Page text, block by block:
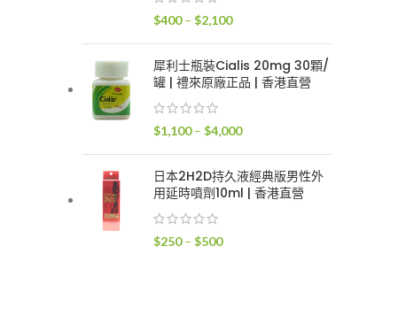
$2,000
$400 – $2,100價
範
圍：
$2,100
犀利士瓶裝Cialis 20mg 30顆/
罐 | 禮來原廠正品 | 香港直營
$1,100 – $4,000價
範
圍：
日本2H2D持久液經典版男性外
用延時噴劑10ml | 香港直營
$250 – $500價